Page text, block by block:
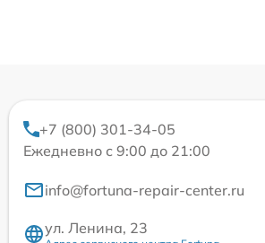
+7 (800) 301-34-05
Ежедневно с 9:00 до 21:00
info@fortuna-repair-center.ru
ул. Ленина, 23